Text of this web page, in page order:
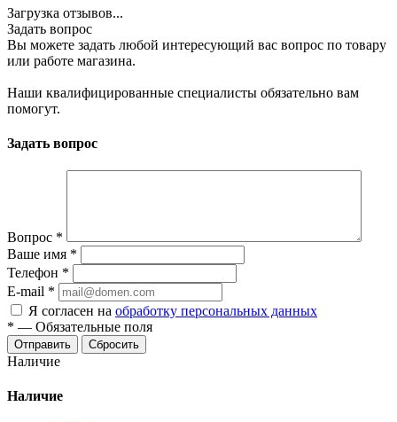
Загрузка отзывов...
Задать вопрос
Вы можете задать любой интересующий вас вопрос по товару
или работе магазина.
Наши квалифицированные специалисты обязательно вам
помогут.
Задать вопрос
Вопрос *
Ваше имя *
Телефон *
E-mail *
Я согласен на обработку персональных данных
* — Обязательные поля
Отправить Сбросить
Наличие
Наличие